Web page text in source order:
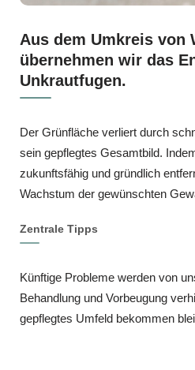
Aus dem Umkreis von
übernehmen wir das
Unkrautfugen.
Der Grünfläche verliert durch
sein gepflegtes Gesamtbild.
zukunftsfähig und gründlich
Wachstum der gewünschten
Zentrale Tipps
Künftige Probleme werden von
Behandlung und Vorbeugung
gepflegtes Umfeld bekommen